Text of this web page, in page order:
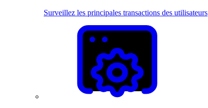
Surveillez les principales transactions des utilisateurs